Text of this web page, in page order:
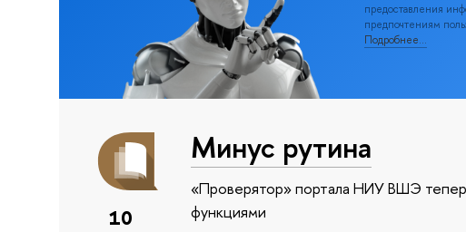
предоставления
предпочтениям
Подробнее…
10
Минус рутина
«Проверятор» портала НИУ ВШЭ
функциями